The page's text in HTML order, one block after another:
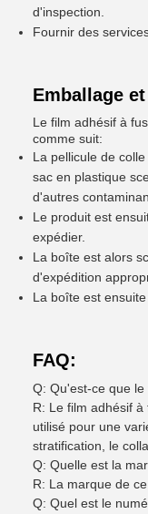
d'inspection.
Fournir des
Emballage
Le film adhésif à
comme suit:
La pellicule de
sac en plastique
d'autres
Le produit est
expédier.
La boîte est alors
d'expédition
La boîte est
FAQ:
Q: Qu'est-ce que
R: Le film adhésif
utilisé pour une
stratification, le
Q: Quelle est la
R: La marque de
Q: Quel est le